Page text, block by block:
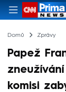
Domů Zprávy
Papež
komisi